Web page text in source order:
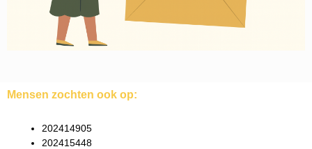
Mensen zochten ook op:
202414905
202415448